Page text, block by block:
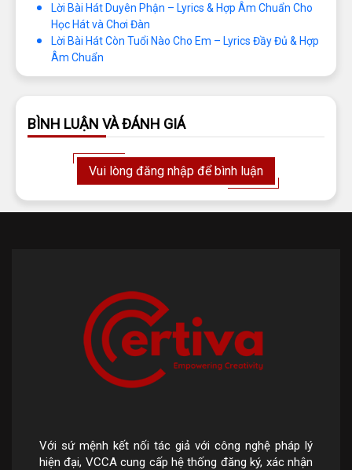
Lời Bài Hát Duyên Phận – Lyrics & Hợp Âm Chuẩn Cho
Học Hát và Chơi Đàn
Lời Bài Hát Còn Tuổi Nào Cho Em – Lyrics Đầy Đủ & Hợp
Âm Chuẩn
BÌNH LUẬN VÀ ĐÁNH GIÁ
Vui lòng đăng nhập để bình luận
Với sứ mệnh kết nối tác giả với công nghệ pháp lý
hiện đại, VCCA cung cấp hệ thống đăng ký, xác nhận